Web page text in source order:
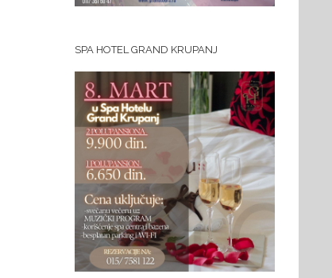
SPA HOTEL GRAND KRUPANJ